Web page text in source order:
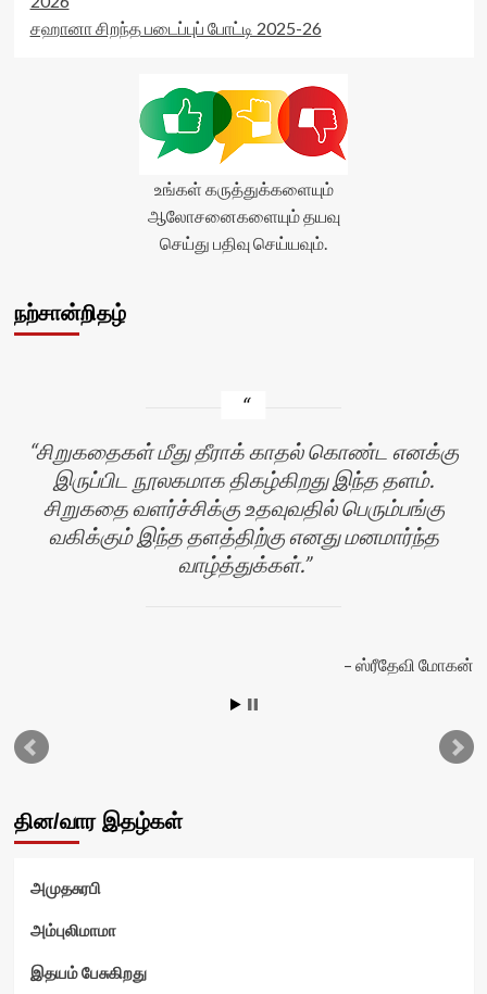
சஹானா சிறந்த படைப்புப் போட்டி 2025-26
உங்கள் கருத்துக்களையும்
ஆலோசனைகளையும் தயவு
செய்து பதிவு செய்யவும்.
நற்சான்றிதழ்
சிறுகதைகள் மீது தீராக் காதல் கொண்ட எனக்கு
இருப்பிட நூலகமாக திகழ்கிறது இந்த தளம்.
சிறுகதை வளர்ச்சிக்கு உதவுவதில் பெரும்பங்கு
வகிக்கும் இந்த தளத்திற்கு எனது மனமார்ந்த
வாழ்த்துக்கள்.
ஸ்ரீதேவி மோகன்
தின/வார இதழ்கள்
அமுதசுரபி
அம்புலிமாமா
இதயம் பேசுகிறது